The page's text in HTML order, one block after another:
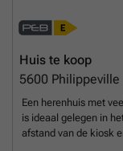
Huis te koop
5600 Philippeville
Een herenhuis met
is ideaal gelegen in
afstand van de kiosk